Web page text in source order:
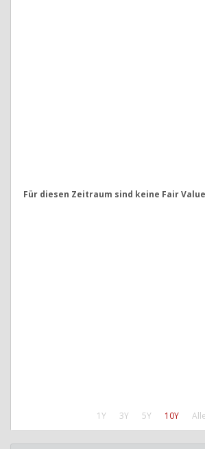
1Y 3Y 5Y 10Y
Für diesen Zeitraum sind keine Fair